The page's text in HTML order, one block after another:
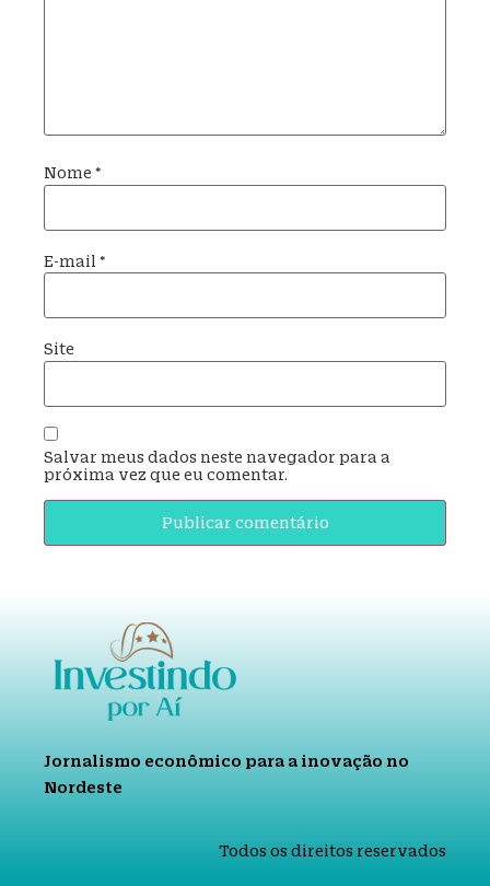
Nome *
E-mail *
Site
Salvar meus dados neste navegador para a
próxima vez que eu comentar.
Jornalismo econômico para a inovação no
Nordeste
Todos os direitos reservados